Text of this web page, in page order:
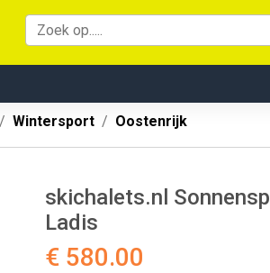
Wintersport Oostenrijk
skichalets.nl
Ladis
€ 580.00